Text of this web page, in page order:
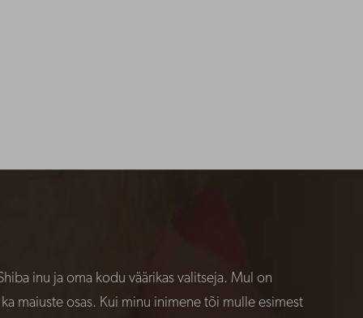
inu ja oma kodu väärikas valitseja. Mul on
maiuste osas. Kui minu inimene tõi mulle esimest